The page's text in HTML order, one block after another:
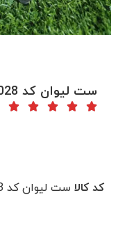
ست لیوان کد L1028
کد کالا ست لیوان کد L1028